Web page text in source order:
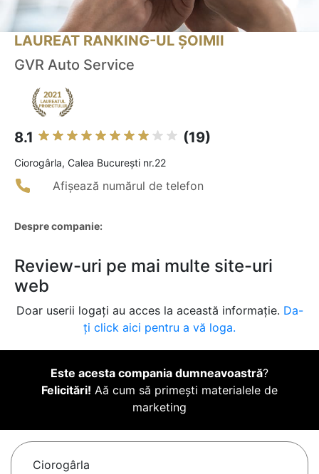
LAUREAT RANKING-UL ȘOIMII
GVR Auto Service
8.1 (19)
Ciorogârla, Calea București nr.22
Afișează numărul de telefon
Despre companie:
Review-uri pe mai multe site-uri
web
Doar userii logați au acces la această informație. Da-
ți click aici pentru a vă loga.
Este acesta compania dumneavoastră?
Felicitări! Aă cum să primești materialele de
marketing
Ciorogârla